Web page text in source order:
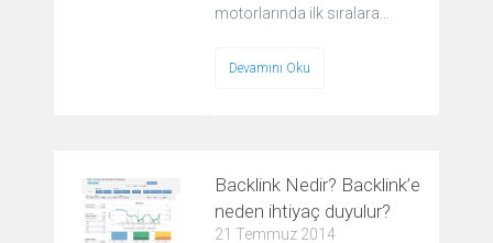
motorlarında ilk sıralara…
Devamını Oku
Backlink Nedir? Backlink’e
neden ihtiyaç duyulur?
21 Temmuz 2014